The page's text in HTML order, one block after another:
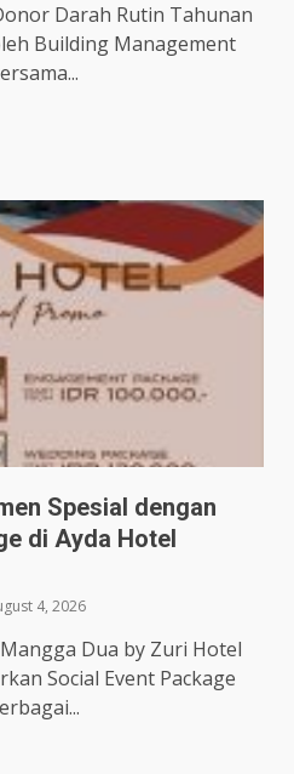
Darah Rutin Tahunan
Building Management
Spesial dengan
di Ayda Hotel
4, 2026
Dua by Zuri Hotel
Social Event Package